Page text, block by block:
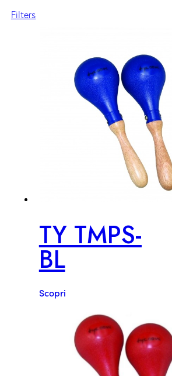
Filters
TY TMPS-
BL
Scopri